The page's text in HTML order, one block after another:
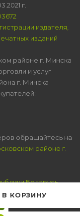
В КОРЗИНУ
г.
издателя,
изданий
районе г. Минска
и услуг
г. Минска
обращайтесь на
районе г.